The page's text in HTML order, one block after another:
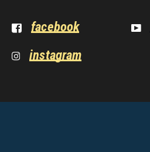
facebook
instagram